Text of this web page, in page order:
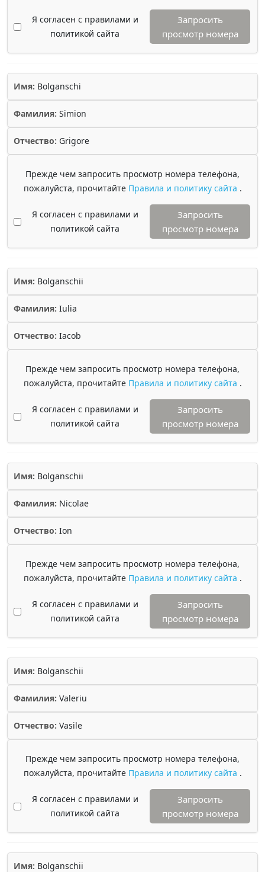
Я согласен с правилами и
политикой сайта
Запросить
просмотр номера
Имя: Bolganschi
Фамилия: Simion
Отчество: Grigore
Прежде чем запросить просмотр номера телефона,
пожалуйста, прочитайте Правила и политику сайта .
Я согласен с правилами и
политикой сайта
Запросить
просмотр номера
Имя: Bolganschii
Фамилия: Iulia
Отчество: Iacob
Прежде чем запросить просмотр номера телефона,
пожалуйста, прочитайте Правила и политику сайта .
Я согласен с правилами и
политикой сайта
Запросить
просмотр номера
Имя: Bolganschii
Фамилия: Nicolae
Отчество: Ion
Прежде чем запросить просмотр номера телефона,
пожалуйста, прочитайте Правила и политику сайта .
Я согласен с правилами и
политикой сайта
Запросить
просмотр номера
Имя: Bolganschii
Фамилия: Valeriu
Отчество: Vasile
Прежде чем запросить просмотр номера телефона,
пожалуйста, прочитайте Правила и политику сайта .
Я согласен с правилами и
политикой сайта
Запросить
просмотр номера
Имя: Bolganschii